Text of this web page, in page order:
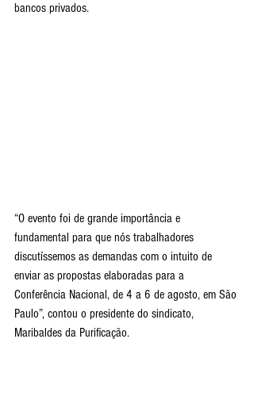
bancos privados.
“O evento foi de grande importância e
fundamental para que nós trabalhadores
discutíssemos as demandas com o intuito de
enviar as propostas elaboradas para a
Conferência Nacional, de 4 a 6 de agosto, em São
Paulo”, contou o presidente do sindicato,
Maribaldes da Purificação.